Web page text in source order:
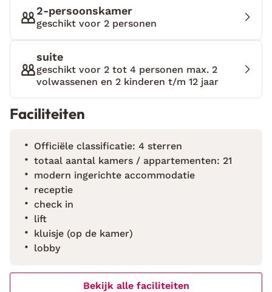
design, waardoor er een unieke sfeer ontstaat. Neem
een verfrissende duik in het zwembad of laat je
verwennen in het fantastische restaurant voor een
heerlijk ontbijt. Zin om te toeren? Ontdek de
bruisende hoofdstad Palma, met haar historische
bezienswaardigheden en levendige sfeer. Bezoek
pittoreske dorpjes zoals Valdemossa en Soller, of
geniet van de prachtige stranden in Alcudia.
2-persoonskamer
geschikt voor 2 personen
suite
geschikt voor 2 tot 4 personen max. 2
volwassenen en 2 kinderen t/m 12 jaar
Faciliteiten
Officiële classificatie: 4 sterren
totaal aantal kamers / appartementen: 21
modern ingerichte accommodatie
receptie
check in
lift
kluisje (op de kamer)
lobby
Bekijk alle faciliteiten